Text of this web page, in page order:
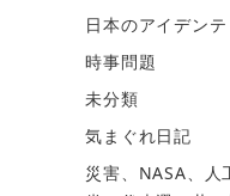
日本のアイデン
時事問題
未分類
気まぐれ日記
災害、NASA、人